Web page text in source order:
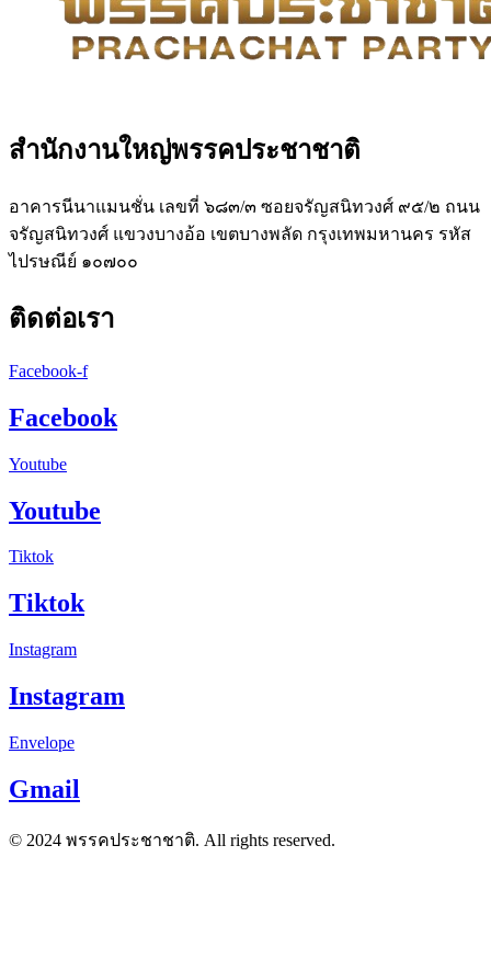
สำนักงานใหญ่พรรคประชาชาติ
อาคารนีนาแมนชั่น เลขที่ ๖๘๓/๓ ซอยจรัญสนิทวงศ์ ๙๕/๒ ถนน
จรัญสนิทวงศ์ แขวงบางอ้อ เขตบางพลัด กรุงเทพมหานคร รหัส
ไปรษณีย์ ๑๐๗๐๐
ติดต่อเรา
Facebook-f
Facebook
Youtube
Youtube
Tiktok
Tiktok
Instagram
Instagram
Envelope
Gmail
© 2024 พรรคประชาชาติ. All rights reserved.